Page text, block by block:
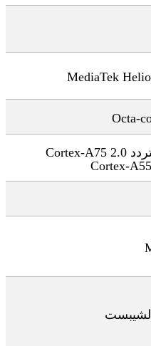
MediaTek
2.0
Cortex-A55